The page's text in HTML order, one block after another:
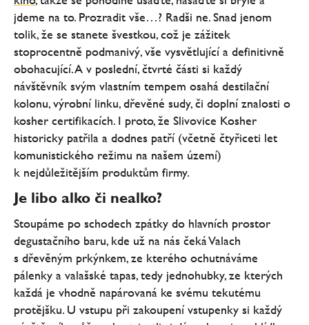
jdeme na to. Prozradit vše…? Radši ne. Snad jenom
tolik, že se stanete švestkou, což je zážitek
stoprocentně podmanivý, vše vysvětlující a definitivně
obohacující. A v poslední, čtvrté části si každý
návštěvník svým vlastním tempem osahá destilační
kolonu, výrobní linku, dřevěné sudy, či doplní znalosti o
kosher certifikacích. I proto, že Slivovice Kosher
historicky patřila a dodnes patří (včetně čtyřiceti let
komunistického režimu na našem území)
k nejdůležitějším produktům firmy.
Je libo alko či nealko?
Stoupáme po schodech zpátky do hlavních prostor
degustačního baru, kde už na nás čeká Valach
s dřevěným prkýnkem, ze kterého ochutnáváme
pálenky a valašské tapas, tedy jednohubky, ze kterých
každá je vhodně napárovaná ke svému tekutému
protějšku. U vstupu při zakoupení vstupenky si každý